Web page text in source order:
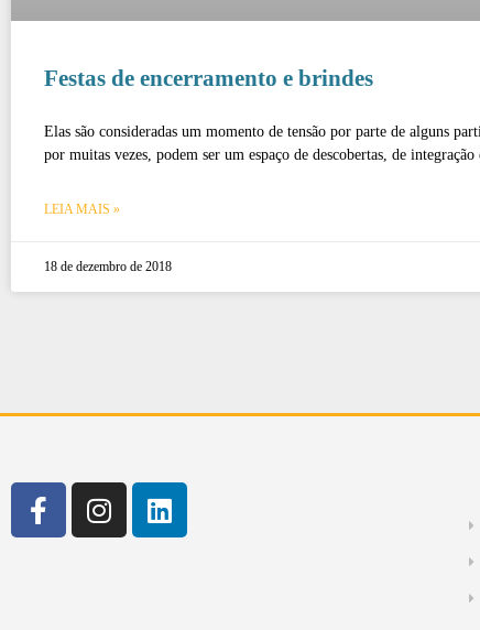
Festas de encerramento e brindes
Elas são consideradas um momento de tensão por parte de alguns
por muitas vezes, podem ser um espaço de descobertas, de integração
LEIA MAIS »
18 de dezembro de 2018